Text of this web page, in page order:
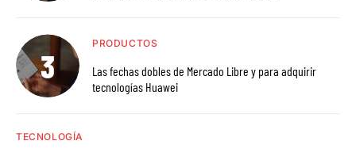
PRODUCTOS
Las fechas dobles de Mercado Libre y para adquirir
tecnologías Huawei
TECNOLOGÍA